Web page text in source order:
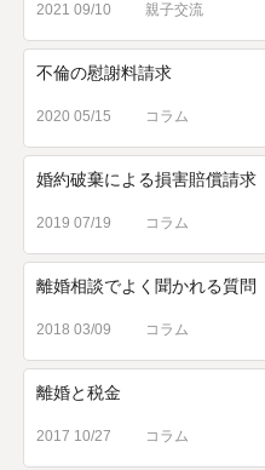
2021 09/10 親子交流
不倫の慰謝料請求
2020 05/15 コラム
婚約破棄による損害賠償請求
2019 07/19 コラム
離婚相談でよく聞かれる質問
2018 03/09 コラム
離婚と税金
2017 10/27 コラム